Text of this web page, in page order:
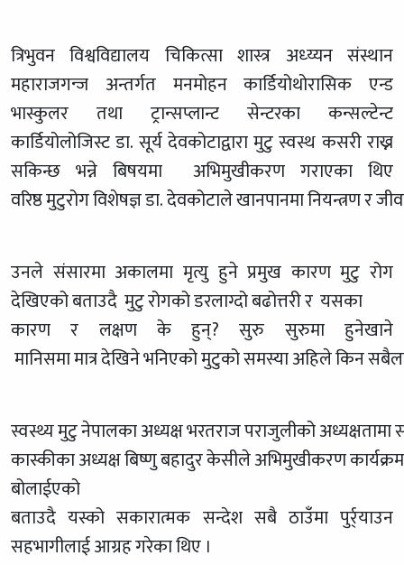
त्रिभुवन विश्वविद्यालय चिकित्सा शास्त्र अध्य्यन संस्थान
महाराजगन्ज अन्तर्गत मनमोहन कार्डियोथोरासिक एन्ड
भास्कुलर तथा ट्रान्सप्लान्ट सेन्टरका कन्सल्टेन्ट
कार्डियोलोजिस्ट डा. सूर्य देवकोटाद्वारा मुटु स्वस्थ कसरी राख्न
सकिन्छ भन्ने बिषयमा अभिमुखीकरण गराएका थिए
वरिष्ठ मुटुरोग विशेषज्ञ डा. देवकोटाले खानपानमा नियन्त्रण र
उनले संसारमा अकालमा मृत्यु हुने प्रमुख कारण मुटु रोग
देखिएको बताउदै मुटु रोगको डरलाग्दो बढोत्तरी र यसका
कारण र लक्षण के हुन्? सुरु सुरुमा हुनेखाने
मानिसमा मात्र देखिने भनिएको मुटुको समस्या अहिले किन
स्वस्थ्य मुटु नेपालका अध्यक्ष भरतराज पराजुलीको अध्यक्षतामा
कास्कीका अध्यक्ष बिष्णु बहादुर केसीले अभिमुखीकरण
बोलाईएको
बताउदै यस्को सकारात्मक सन्देश सबै ठाउँमा पुर्र्याउन
सहभागीलाई आग्रह गरेका थिए ।